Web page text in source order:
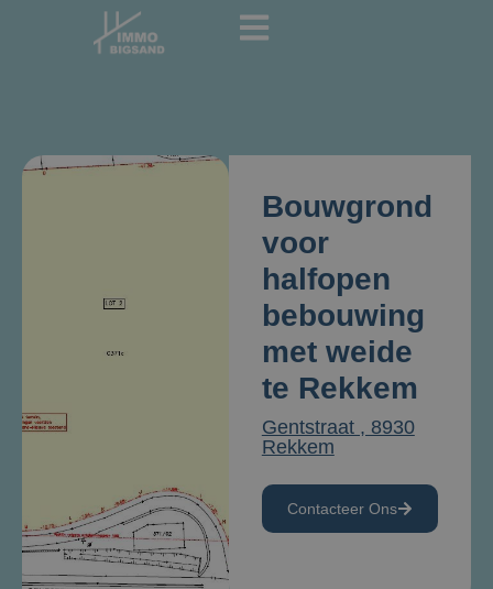
Bouwgrond
voor
halfopen
bebouwing
met weide
te Rekkem
Gentstraat , 8930
Rekkem
Contacteer Ons